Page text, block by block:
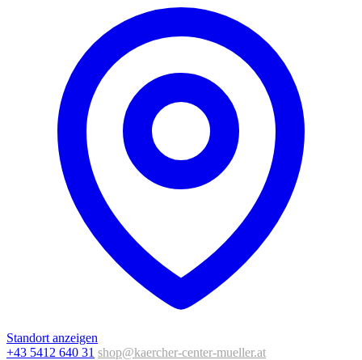
Standort anzeigen
+43 5412 640 31 shop@kaercher-center-mueller.at